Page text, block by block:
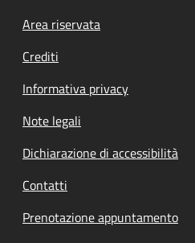
Footer menu
Area riservata
Crediti
Informativa privacy
Note legali
Dichiarazione di accessibilità
Contatti
Prenotazione appuntamento